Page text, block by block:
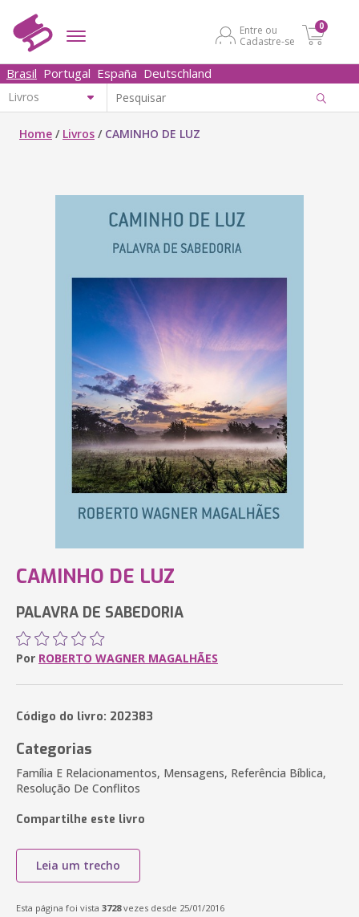
Entre ou
Cadastre-se
0
Brasil Portugal España Deutschland
Home / Livros / CAMINHO DE LUZ
CAMINHO DE LUZ
PALAVRA DE SABEDORIA
Por ROBERTO WAGNER MAGALHÃES
Código do livro: 202383
Categorias
Família E Relacionamentos, Mensagens, Referência Bíblica,
Resolução De Conflitos
Compartilhe este livro
Leia um trecho
Esta página foi vista 3728vezes desde 25/01/2016